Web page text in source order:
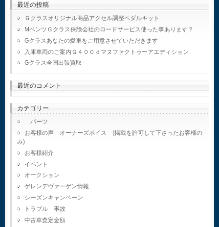
最近の投稿
Ｇクラスオリジナル商品アクセル調整ペダルキット
MベンツＧクラス保険会社のロードサービス使った事あります？
Gクラスあなたの愛車をご用意させていただきます
入庫車両のご案内Ｇ４００ｄマヌファクトゥーアエディション
Gクラス全国出張買取
最近のコメント
カテゴリー
パーツ
お客様の声 オーナーズボイス (掲載を許可して下さったお客様の
み)
お客様紹介
イベント
オークション
ゲレンデヴァーゲン情報
シーズンキャンペーン
トラブル 事故
中古車査定金額